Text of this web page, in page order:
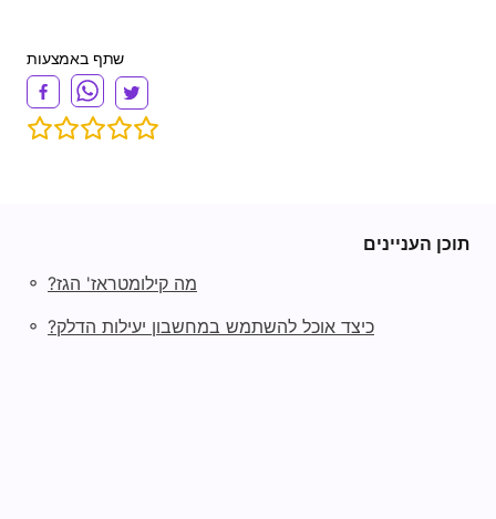
שתף באמצעות
תוכן העניינים
◦ מה קילומטראז' הגז?
◦ כיצד אוכל להשתמש במחשבון יעילות הדלק?